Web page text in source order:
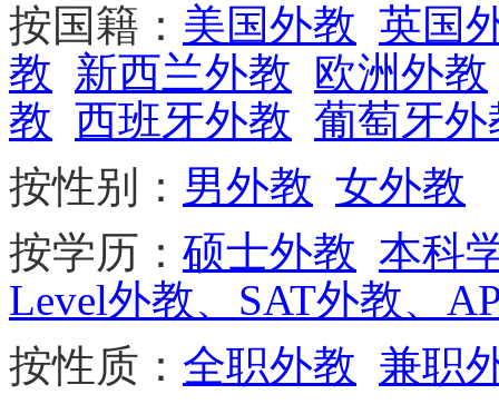
按国籍： 美国外教 英国
教 新西兰外教 欧洲外教
教 西班牙外教 葡萄牙外
按性别： 男外教 女外教
按学历： 硕士外教 本科
Level外教、SAT外教、
按性质： 全职外教 兼职